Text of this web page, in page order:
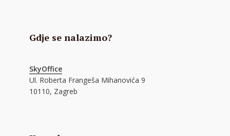
Gdje se nalazimo?
SkyOffice
Ul. Roberta Frangeša Mihanovića 9
10110, Zagreb